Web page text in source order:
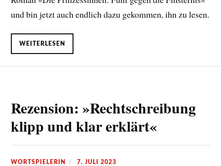
und bin jetzt auch endlich dazu gekommen, ihn zu lesen.
WEITERLESEN
Rezension: »Rechtschreibung
klipp und klar erklärt«
WORTSPIELERIN 7. JULI 2023